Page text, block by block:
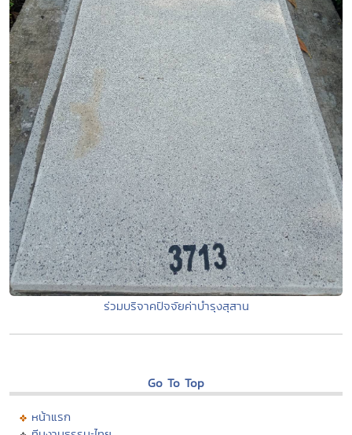
ร่วมบริจาคปัจจัยค่าบำรุงสุสาน
Go To Top
หน้าแรก